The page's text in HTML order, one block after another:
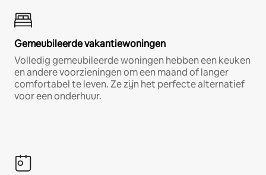
Gemeubileerde vakantiewoningen
Volledig gemeubileerde woningen hebben een keuken
en andere voorzieningen om een maand of langer
comfortabel te leven. Ze zijn het perfecte alternatief
voor een onderhuur.